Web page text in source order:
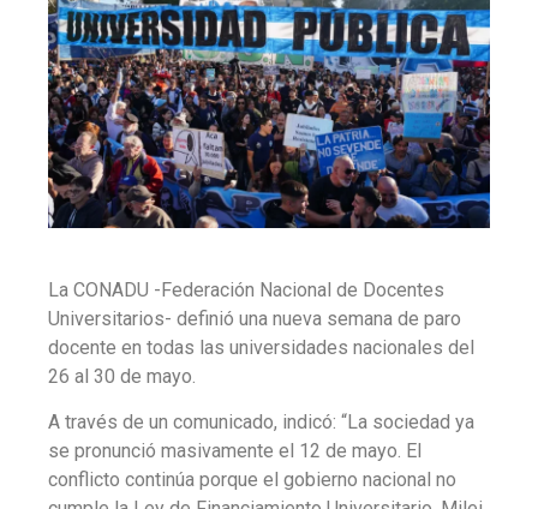
La CONADU -Federación Nacional de Docentes
Universitarios- definió una nueva semana de paro
docente en todas las universidades nacionales del
26 al 30 de mayo.
A través de un comunicado, indicó: “La sociedad ya
se pronunció masivamente el 12 de mayo. El
conflicto continúa porque el gobierno nacional no